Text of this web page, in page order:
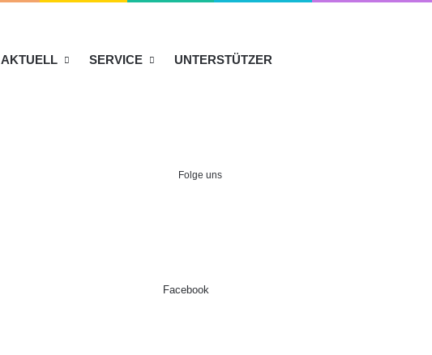
AKTUELL SERVICE UNTERSTÜTZER
Folge uns
Facebook